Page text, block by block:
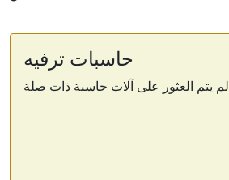
حاسبات ترفيه
لم يتم العثور على آلات حاسبة ذات صلة